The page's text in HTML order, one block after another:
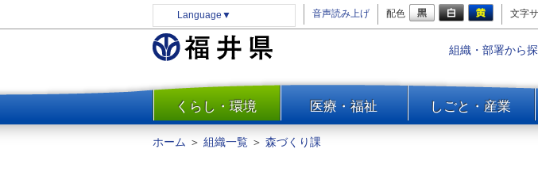
Language ▼ 音声読み上げ 配色 文字
組織・部署から
一覧
くらし・環境 医療・福祉 しごと・産業
防災
ホーム ＞ 組織一覧 ＞ 森づくり課